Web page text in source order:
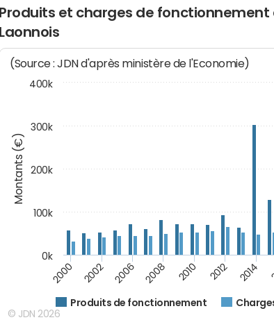
Produits et charges de
Laonnois
Montants (€)
(Source : JDN d'après ministère de l'Economie)
Produits de fonctionnement
2000 2002 2006 2008 2010 2012 2014
0k
100k
200k
300k
400k
© JDN 2026